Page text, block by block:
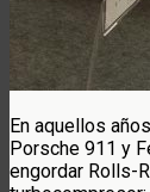
En aquellos
Porsche 911 y
engordar Rolls-